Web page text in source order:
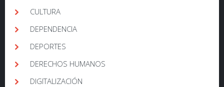
CULTURA
DEPENDENCIA
DEPORTES
DERECHOS HUMANOS
DIGITALIZACIÓN